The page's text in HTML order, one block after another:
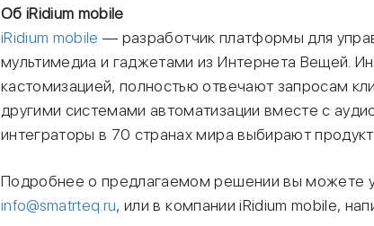
Об iRidium mobile
iRidium mobile — разработчик платформы для
мультимедиа и гаджетами из Интернета Вещей.
кастомизацией, полностью отвечают запросам
другими системами автоматизации вместе с
интеграторы в 70 странах мира выбирают
Подробнее о предлагаемом решении вы можете
info@smatrteq.ru, или в компании iRidium mobile,